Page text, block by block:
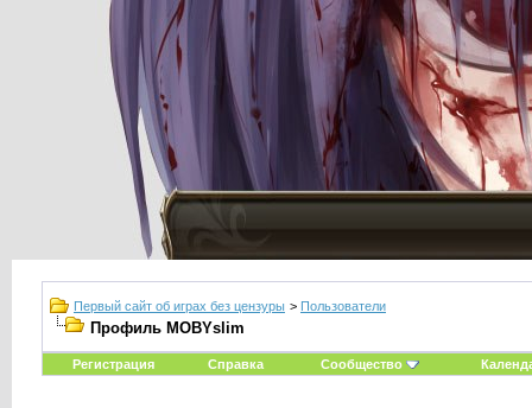
Первый сайт об играх без цензуры > Пользователи
Профиль MOBYslim
Регистрация Справка Сообщество